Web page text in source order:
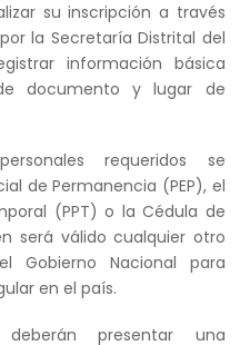
su inscripción a través
la Secretaría Distrital del
información básica
documento y lugar de
requeridos se
de Permanencia (PEP), el
(PPT) o la Cédula de
será válido cualquier otro
Gobierno Nacional para
en el país.
presentar una